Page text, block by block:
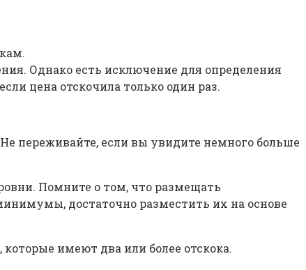
Однако есть исключение для определения
цена отскочила только один раз.
переживайте, если вы увидите немного больше
Помните о том, что размещать
достаточно разместить их на основе
имеют два или более отскока.